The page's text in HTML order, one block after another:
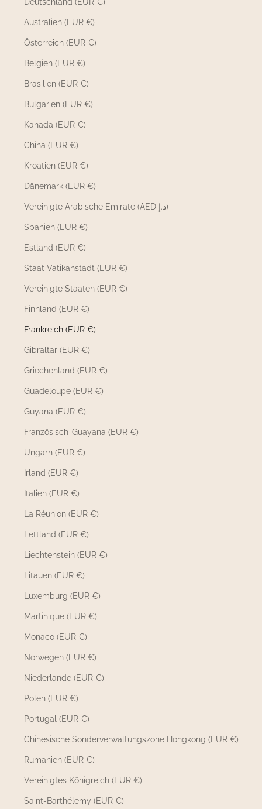
Deutschland (EUR €)
Australien (EUR €)
Österreich (EUR €)
Belgien (EUR €)
Brasilien (EUR €)
Bulgarien (EUR €)
Kanada (EUR €)
China (EUR €)
Kroatien (EUR €)
Dänemark (EUR €)
Vereinigte Arabische Emirate (AED د.إ)
Spanien (EUR €)
Estland (EUR €)
Staat Vatikanstadt (EUR €)
Vereinigte Staaten (EUR €)
Finnland (EUR €)
Frankreich (EUR €)
Gibraltar (EUR €)
Griechenland (EUR €)
Guadeloupe (EUR €)
Guyana (EUR €)
Französisch-Guayana (EUR €)
Ungarn (EUR €)
Irland (EUR €)
Italien (EUR €)
La Réunion (EUR €)
Lettland (EUR €)
Liechtenstein (EUR €)
Litauen (EUR €)
Luxemburg (EUR €)
Martinique (EUR €)
Monaco (EUR €)
Norwegen (EUR €)
Niederlande (EUR €)
Polen (EUR €)
Portugal (EUR €)
Chinesische Sonderverwaltungszone Hongkong (EUR €)
Rumänien (EUR €)
Vereinigtes Königreich (EUR €)
Saint-Barthélemy (EUR €)